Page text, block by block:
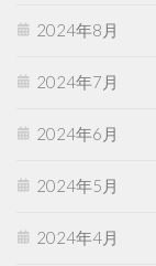
2024年8月
2024年7月
2024年6月
2024年5月
2024年4月